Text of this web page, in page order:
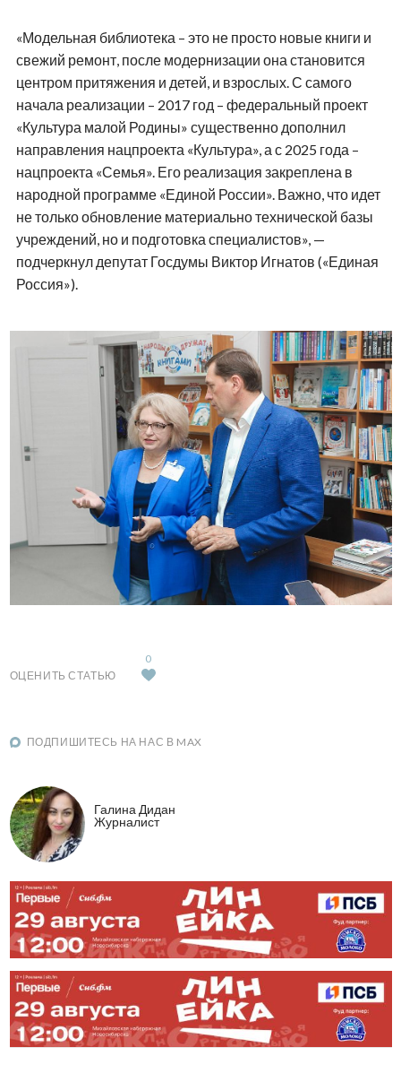
«Модельная библиотека – это не просто новые книги и
свежий ремонт, после модернизации она становится
центром притяжения и детей, и взрослых. С самого
начала реализации – 2017 год – федеральный проект
«Культура малой Родины» существенно дополнил
направления нацпроекта «Культура», а с 2025 года –
нацпроекта «Семья». Его реализация закреплена в
народной программе «Единой России». Важно, что идет
не только обновление материально технической базы
учреждений, но и подготовка специалистов», —
подчеркнул депутат Госдумы Виктор Игнатов («Единая
Россия»).
ОЦЕНИТЬ СТАТЬЮ
0
ПОДПИШИТЕСЬ НА НАС В MAX
Галина Дидан
Журналист